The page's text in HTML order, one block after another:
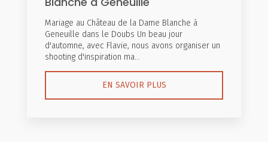
Mariage au Château de la Dame Blanche à
Geneuille dans le Doubs Un beau jour
d'automne, avec Flavie, nous avons organiser un
shooting d'inspiration ma...
EN SAVOIR PLUS